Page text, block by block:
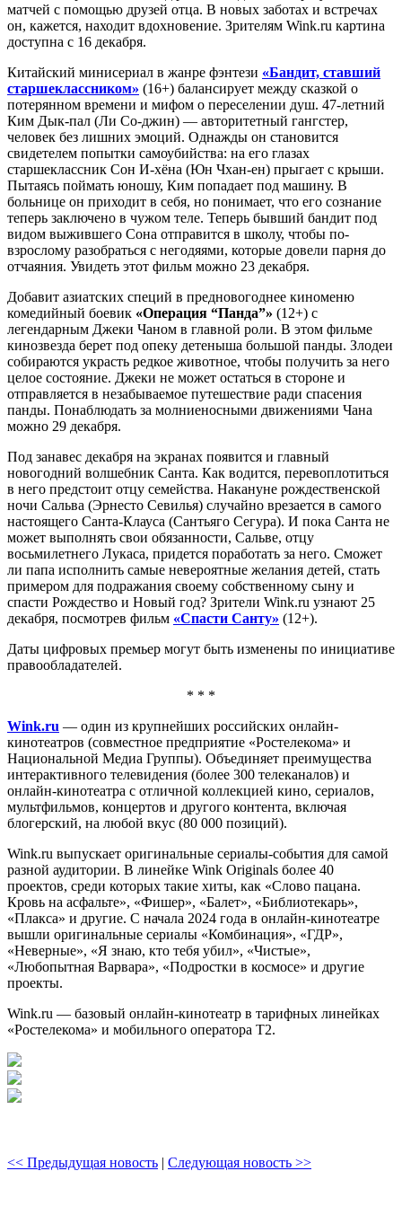
матчей с помощью друзей отца. В новых заботах и встречах
он, кажется, находит вдохновение. Зрителям Wink.ru картина
доступна с 16 декабря.
Китайский минисериал в жанре фэнтези «Бандит, ставший
старшеклассником» (16+) балансирует между сказкой о
потерянном времени и мифом о переселении душ. 47-летний
Ким Дык-пал (Ли Со-джин) — авторитетный гангстер,
человек без лишних эмоций. Однажды он становится
свидетелем попытки самоубийства: на его глазах
старшеклассник Сон И-хёна (Юн Чхан-ен) прыгает с крыши.
Пытаясь поймать юношу, Ким попадает под машину. В
больнице он приходит в себя, но понимает, что его сознание
теперь заключено в чужом теле. Теперь бывший бандит под
видом выжившего Сона отправится в школу, чтобы по-
взрослому разобраться с негодяями, которые довели парня до
отчаяния. Увидеть этот фильм можно 23 декабря.
Добавит азиатских специй в предновогоднее киноменю
комедийный боевик «Операция “Панда”» (12+) с
легендарным Джеки Чаном в главной роли. В этом фильме
кинозвезда берет под опеку детеныша большой панды. Злодеи
собираются украсть редкое животное, чтобы получить за него
целое состояние. Джеки не может остаться в стороне и
отправляется в незабываемое путешествие ради спасения
панды. Понаблюдать за молниеносными движениями Чана
можно 29 декабря.
Под занавес декабря на экранах появится и главный
новогодний волшебник Санта. Как водится, перевоплотиться
в него предстоит отцу семейства. Накануне рождественской
ночи Сальва (Эрнесто Севилья) случайно врезается в самого
настоящего Санта-Клауса (Сантьяго Сегура). И пока Санта не
может выполнять свои обязанности, Сальве, отцу
восьмилетнего Лукаса, придется поработать за него. Сможет
ли папа исполнить самые невероятные желания детей, стать
примером для подражания своему собственному сыну и
спасти Рождество и Новый год? Зрители Wink.ru узнают 25
декабря, посмотрев фильм «Спасти Санту» (12+).
Даты цифровых премьер могут быть изменены по инициативе
правообладателей.
* * *
Wink.ru — один из крупнейших российских онлайн-
кинотеатров (совместное предприятие «Ростелекома» и
Национальной Медиа Группы). Объединяет преимущества
интерактивного телевидения (более 300 телеканалов) и
онлайн-кинотеатра с отличной коллекцией кино, сериалов,
мультфильмов, концертов и другого контента, включая
блогерский, на любой вкус (80 000 позиций).
Wink.ru выпускает оригинальные сериалы-события для самой
разной аудитории. В линейке Wink Originals более 40
проектов, среди которых такие хиты, как «Слово пацана.
Кровь на асфальте», «Фишер», «Балет», «Библиотекарь»,
«Плакса» и другие. С начала 2024 года в онлайн-кинотеатре
вышли оригинальные сериалы «Комбинация», «ГДР»,
«Неверные», «Я знаю, кто тебя убил», «Чистые»,
«Любопытная Варвара», «Подростки в космосе» и другие
проекты.
Wink.ru — базовый онлайн-кинотеатр в тарифных линейках
«Ростелекома» и мобильного оператора Т2.
<< Предыдущая новость | Следующая новость >>